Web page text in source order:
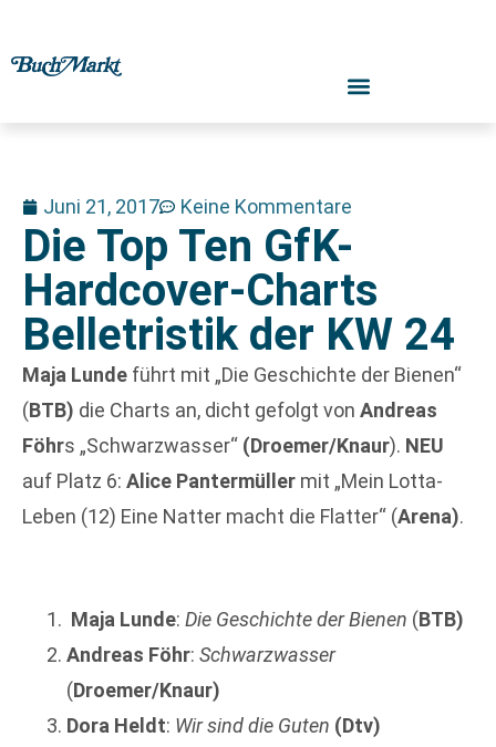
Juni 21, 2017 Keine Kommentare
Die Top Ten GfK-
Hardcover-Charts
Belletristik der KW 24
Maja Lunde führt mit „Die Geschichte der Bienen“
(BTB) die Charts an, dicht gefolgt von Andreas
Föhrs „Schwarzwasser“ (Droemer/Knaur). NEU
auf Platz 6: Alice Pantermüller mit „Mein Lotta-
Leben (12) Eine Natter macht die Flatter“ (Arena).
Maja Lunde: Die Geschichte der Bienen (BTB)
Andreas Föhr: Schwarzwasser
(Droemer/Knaur)
Dora Heldt: Wir sind die Guten (Dtv)